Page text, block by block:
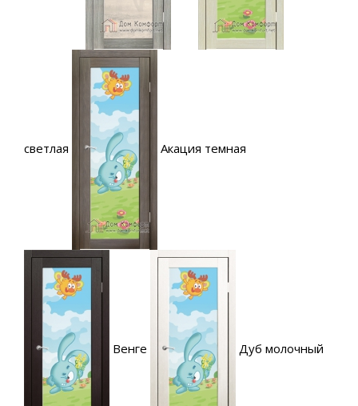
светлая Акация темная
Венге Дуб молочный